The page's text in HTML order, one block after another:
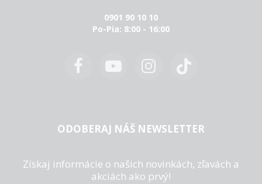
0901 90 10 10
Po-Pia: 8:00 - 16:00
ODOBERAJ NÁŠ NEWSLETTER
Získaj informácie o našich novinkách, zľavách a
akciách ako prvý!